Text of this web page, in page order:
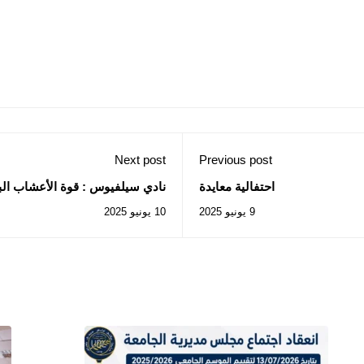
Previous post
احتفالية معايدة
9 يونيو 2025
Next post
نادي سيلفيوس : قوة الأعشاب
10 يونيو 2025